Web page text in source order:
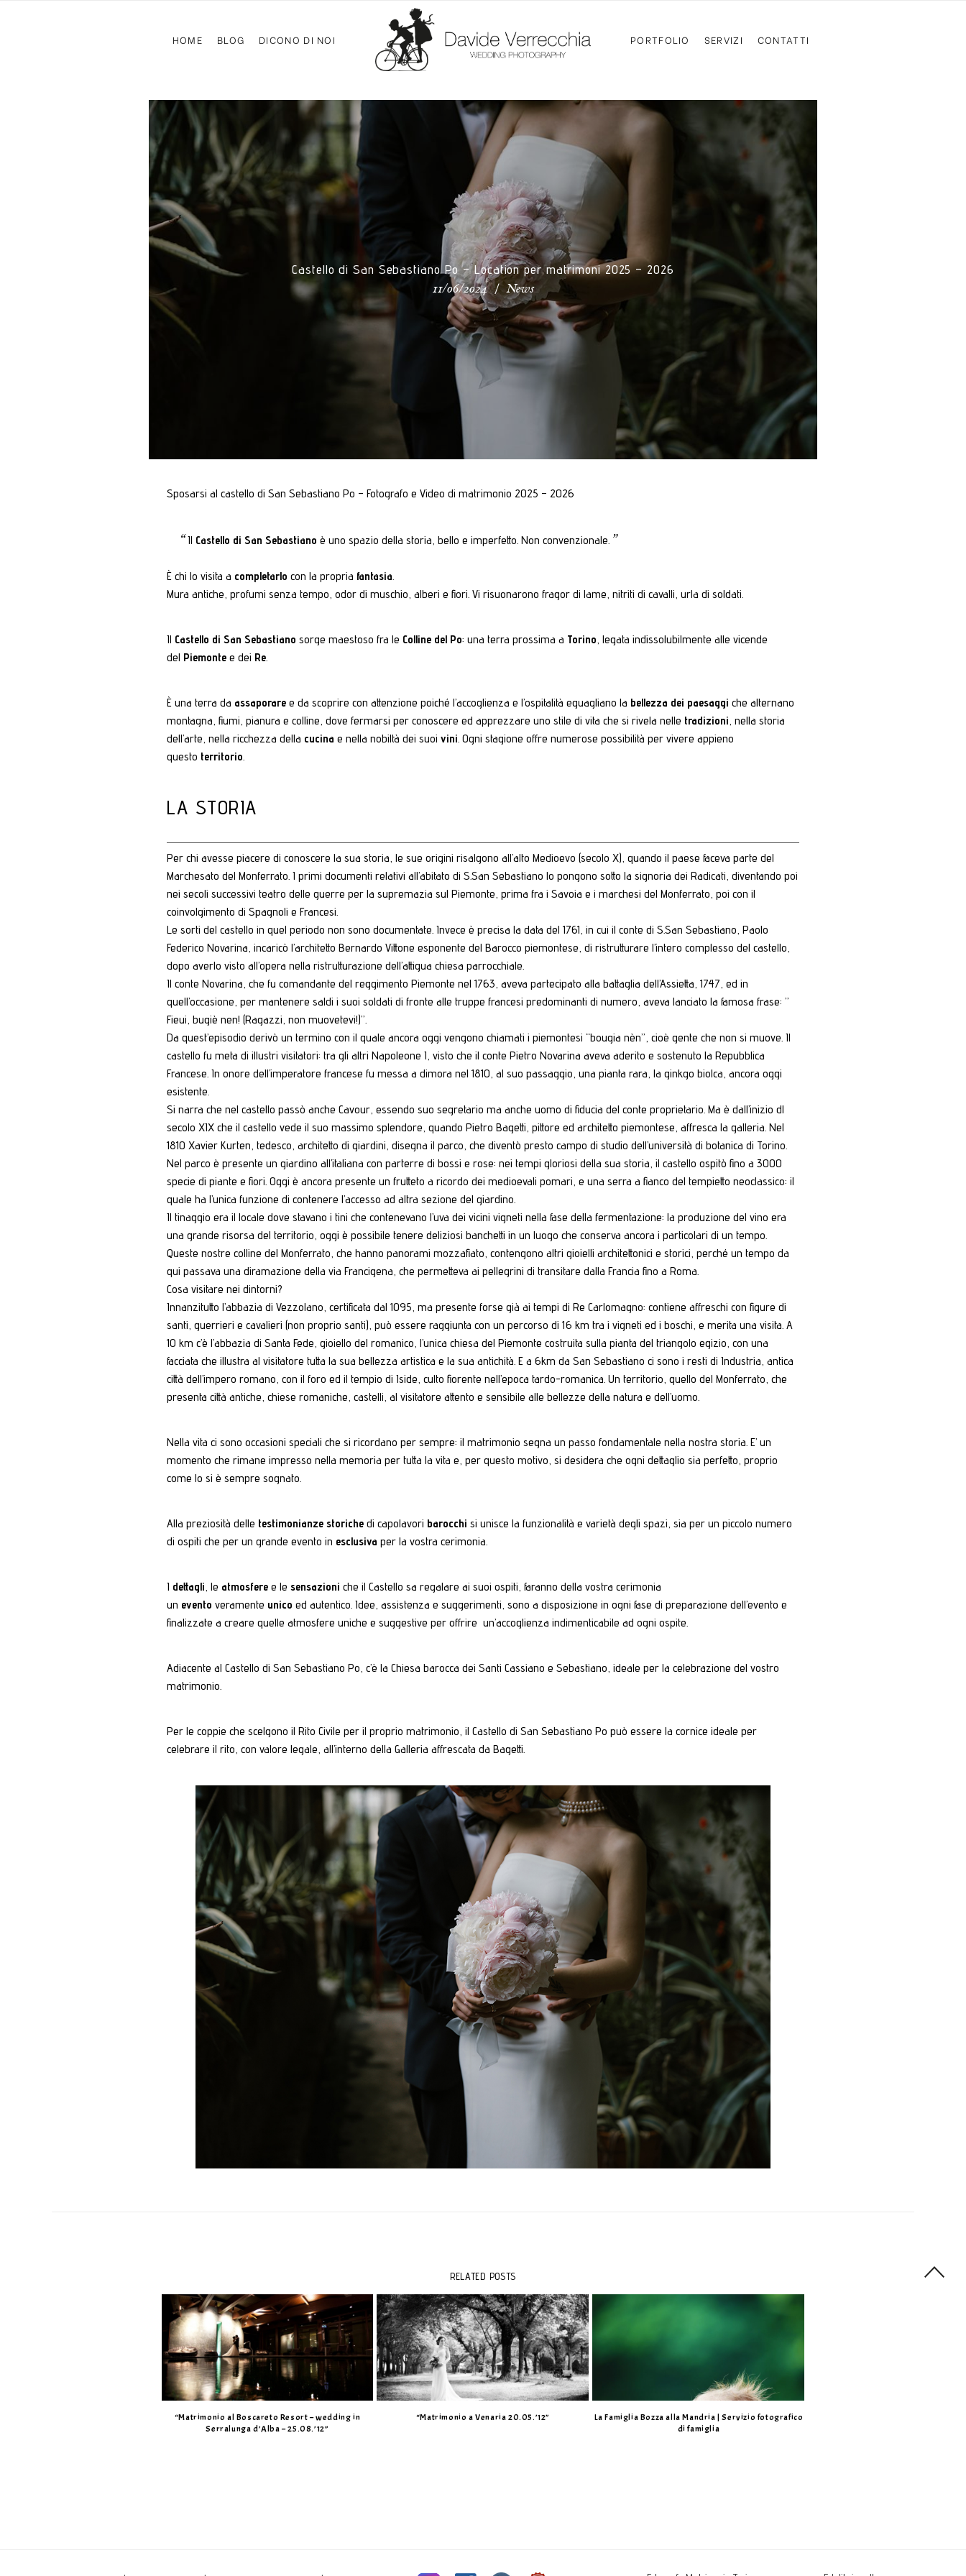
HOME BLOG DICONO DI NOI PORTFOLIO SERVIZI CONTATTI
Castello di San Sebastiano Po – Location per matrimoni 2025 – 2026
11/06/2024 / News
Sposarsi al castello di San Sebastiano Po – Fotografo e Video di matrimonio 2025 – 2026
Il Castello di San Sebastiano è uno spazio della storia, bello e imperfetto. Non convenzionale.
È chi lo visita a completarlo con la propria fantasia
Mura antiche, profumi senza tempo, odor di muschio, alberi e fiori. Vi risuonarono fragor di lame, nitriti di cavalli, urla di soldati.
Il Castello di San Sebastiano sorge maestoso fra le Colline del Po: una terra prossima a Torino , legata indissolubilmente alle vicende
del Piemonte e dei Re
È una terra da assaporare e da scoprire con attenzione poiché l’accoglienza e l’ospitalità eguagliano la bellezza dei paesaggi che alternano
montagna, fiumi, pianura e colline, dove fermarsi per conoscere ed apprezzare uno stile di vita che si rivela nelle tradizioni , nella storia
dell’arte, nella ricchezza della cucina e nella nobiltà dei suoi vini . Ogni stagione offre numerose possibilità per vivere appieno
questo territorio
LA STORIA
Per chi avesse piacere di conoscere la sua storia, le sue origini risalgono all’alto Medioevo (secolo X), quando il paese faceva parte del
Marchesato del Monferrato. I primi documenti relativi all’abitato di S.San Sebastiano lo pongono sotto la signoria dei Radicati, diventando poi
nei secoli successivi teatro delle guerre per la supremazia sul Piemonte, prima fra i Savoia e i marchesi del Monferrato, poi con il
coinvolgimento di Spagnoli e Francesi.
Le sorti del castello in quel periodo non sono documentate. Invece è precisa la data del 1761, in cui il conte di S.San Sebastiano, Paolo
Federico Novarina, incaricò l’architetto Bernardo Vittone esponente del Barocco piemontese, di ristrutturare l’intero complesso del castello,
dopo averlo visto all’opera nella ristrutturazione dell’attigua chiesa parrocchiale.
Il conte Novarina, che fu comandante del reggimento Piemonte nel 1763, aveva partecipato alla battaglia dell’Assietta, 1747, ed in
quell’occasione, per mantenere saldi i suoi soldati di fronte alle truppe francesi predominanti di numero, aveva lanciato la famosa frase: ”
Fieui, bugiè nen! (Ragazzi, non muovetevi!)”.
Da quest’episodio derivò un termino con il quale ancora oggi vengono chiamati i piemontesi “bougia nèn”, cioè gente che non si muove. Il
castello fu meta di illustri visitatori: tra gli altri Napoleone I, visto che il conte Pietro Novarina aveva aderito e sostenuto la Repubblica
Francese. In onore dell’imperatore francese fu messa a dimora nel 1810, al suo passaggio, una pianta rara, la ginkgo biolca, ancora oggi
esistente.
Si narra che nel castello passò anche Cavour, essendo suo segretario ma anche uomo di fiducia del conte proprietario. Ma è dall’inizio dl
secolo XIX che il castello vede il suo massimo splendore, quando Pietro Bagetti, pittore ed architetto piemontese, affresca la galleria. Nel
1810 Xavier Kurten, tedesco, architetto di giardini, disegna il parco, che diventò presto campo di studio dell’università di botanica di Torino.
Nel parco è presente un giardino all’italiana con parterre di bossi e rose: nei tempi gloriosi della sua storia, il castello ospitò fino a 3000
specie di piante e fiori. Oggi è ancora presente un frutteto a ricordo dei medioevali pomari, e una serra a fianco del tempietto neoclassico: il
quale ha l’unica funzione di contenere l’accesso ad altra sezione del giardino.
Il tinaggio era il locale dove stavano i tini che contenevano l’uva dei vicini vigneti nella fase della fermentazione: la produzione del vino era
una grande risorsa del territorio, oggi è possibile tenere deliziosi banchetti in un luogo che conserva ancora i particolari di un tempo.
Queste nostre colline del Monferrato, che hanno panorami mozzafiato, contengono altri gioielli architettonici e storici, perché un tempo da
qui passava una diramazione della via Francigena, che permetteva ai pellegrini di transitare dalla Francia fino a Roma.
Cosa visitare nei dintorni?
Innanzitutto l’abbazia di Vezzolano, certificata dal 1095, ma presente forse già ai tempi di Re Carlomagno: contiene affreschi con figure di
santi, guerrieri e cavalieri (non proprio santi), può essere raggiunta con un percorso di 16 km tra i vigneti ed i boschi, e merita una visita. A
10 km c’è l’abbazia di Santa Fede, gioiello del romanico, l’unica chiesa del Piemonte costruita sulla pianta del triangolo egizio, con una
facciata che illustra al visitatore tutta la sua bellezza artistica e la sua antichità. E a 6km da San Sebastiano ci sono i resti di Industria, antica
città dell’impero romano, con il foro ed il tempio di Iside, culto fiorente nell’epoca tardo-romanica. Un territorio, quello del Monferrato, che
presenta città antiche, chiese romaniche, castelli, al visitatore attento e sensibile alle bellezze della natura e dell’uomo.
Nella vita ci sono occasioni speciali che si ricordano per sempre: il matrimonio segna un passo fondamentale nella nostra storia. E’ un
momento che rimane impresso nella memoria per tutta la vita e, per questo motivo, si desidera che ogni dettaglio sia perfetto, proprio
come lo si è sempre sognato.
Alla preziosità delle testimonianze storiche di capolavori barocchi si unisce la funzionalità e varietà degli spazi, sia per un piccolo numero
di ospiti che per un grande evento in esclusiva per la vostra cerimonia.
I dettagli , le atmosfere e le sensazioni che il Castello sa regalare ai suoi ospiti, faranno della vostra cerimonia
un evento veramente unico ed autentico. Idee, assistenza e suggerimenti, sono a disposizione in ogni fase di preparazione dell’evento e
finalizzate a creare quelle atmosfere uniche e suggestive per offrire un’accoglienza indimenticabile ad ogni ospite.
Adiacente al Castello di San Sebastiano Po, c’è la Chiesa barocca dei Santi Cassiano e Sebastiano, ideale per la celebrazione del vostro
matrimonio.
Per le coppie che scelgono il Rito Civile per il proprio matrimonio, il Castello di San Sebastiano Po può essere la cornice ideale per
celebrare il rito, con valore legale, all’interno della Galleria affrescata da Bagetti.
RELATED POSTS
“Matrimonio al Boscareto Resort – wedding in
Serralunga d’Alba – 25.08.’12”
“Matrimonio a Venaria 20.05.’12”
La Famiglia Bozza alla Mandria | Servizio fotografico
di famiglia